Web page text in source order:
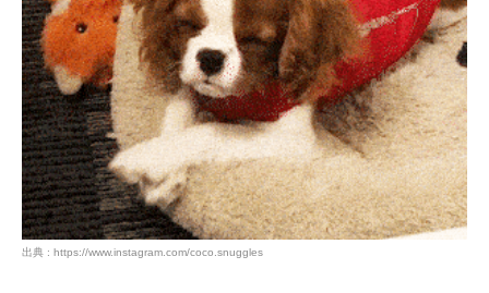
出典 : https://www.instagram.com/coco.snuggles